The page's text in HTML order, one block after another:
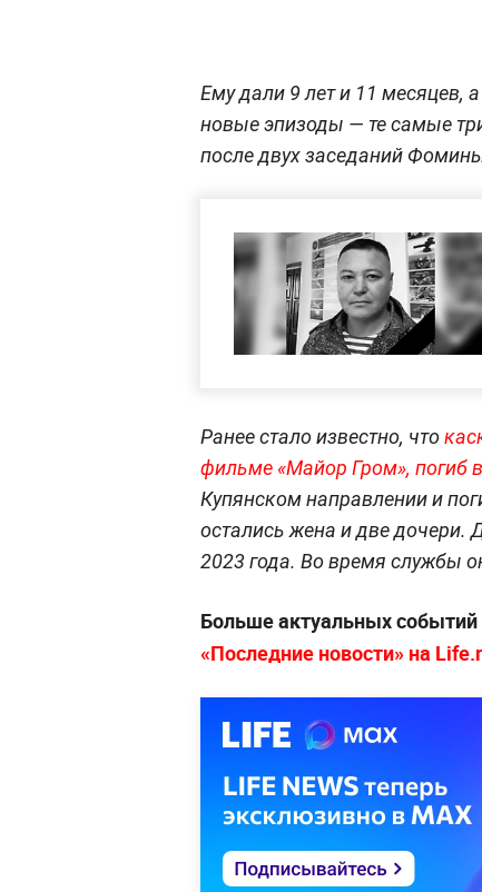
Ему дали 9 лет и 11 месяцев,
новые эпизоды — те самые
после двух заседаний
Ранее стало известно, что
фильме «Майор Гром», погиб
Купянском направлении и
остались жена и две
2023 года. Во время службы
Больше актуальных
«Последние новости» на